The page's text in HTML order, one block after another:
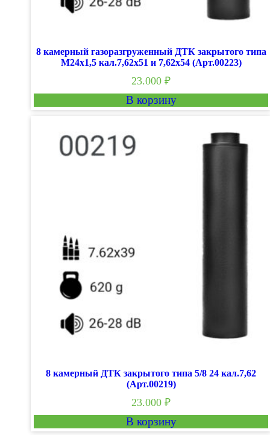
8 камерный газоразгруженный ДТК закрытого типа
М24х1,5 кал.7,62х51 и 7,62х54 (Арт.00223)
23.000₽
В корзину
8 камерный ДТК закрытого типа 5/8 24 кал.7,62
(Арт.00219)
23.000₽
В корзину